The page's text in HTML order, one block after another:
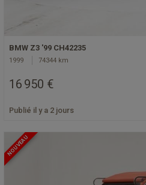
BMW Z3 '99 CH42235
1999 74344 km
16 950 €
Publié il y a 2 jours
NOUVEAU